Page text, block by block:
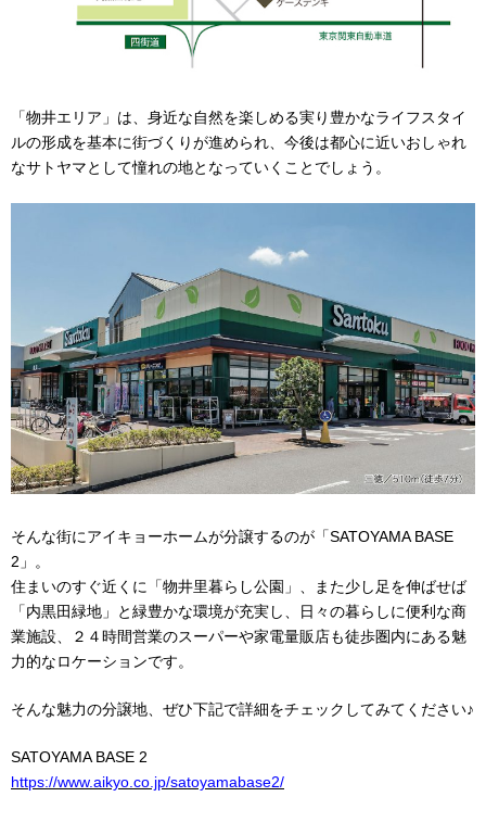
「物井エリア」は、身近な自然を楽しめる実り豊かなライフスタイ
ルの形成を基本に街づくりが進められ、今後は都心に近いおしゃれ
なサトヤマとして憧れの地となっていくことでしょう。
そんな街にアイキョーホームが分譲するのが「SATOYAMA BASE
2」。
住まいのすぐ近くに「物井里暮らし公園」、また少し足を伸ばせば
「内黒田緑地」と緑豊かな環境が充実し、日々の暮らしに便利な商
業施設、２４時間営業のスーパーや家電量販店も徒歩圏内にある魅
力的なロケーションです。
そんな魅力の分譲地、ぜひ下記で詳細をチェックしてみてください♪
SATOYAMA BASE 2
https://www.aikyo.co.jp/satoyamabase2/